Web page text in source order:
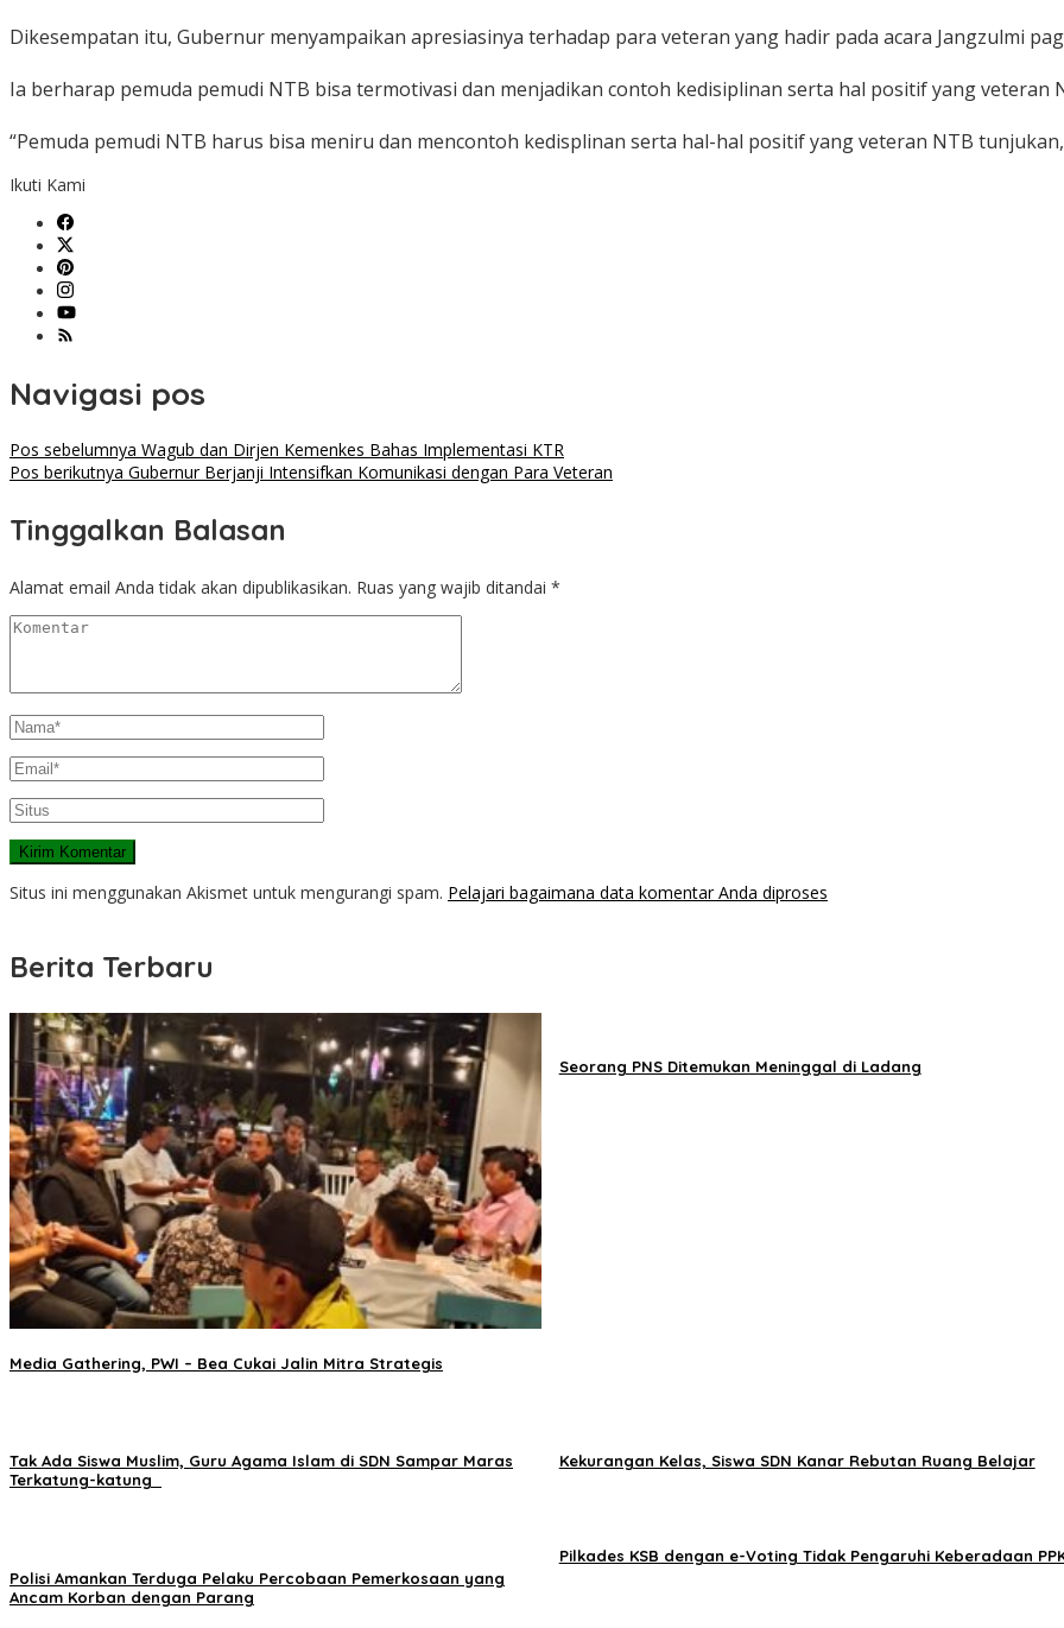
Dikesempatan itu, Gubernur menyampaikan apresiasinya terhadap para veteran yang hadir pada acara Jangzulmi
Ia berharap pemuda pemudi NTB bisa termotivasi dan menjadikan contoh kedisiplinan serta hal positif yang veteran
“Pemuda pemudi NTB harus bisa meniru dan mencontoh kedisplinan serta hal-hal positif yang veteran NTB
Ikuti Kami
Navigasi pos
Pos sebelumnya Wagub dan Dirjen Kemenkes Bahas Implementasi KTR
Pos berikutnya Gubernur Berjanji Intensifkan Komunikasi dengan Para Veteran
Tinggalkan Balasan
Alamat email Anda tidak akan dipublikasikan. Ruas yang wajib ditandai *
Situs ini menggunakan Akismet untuk mengurangi spam. Pelajari bagaimana data komentar Anda diproses
Berita Terbaru
Media Gathering, PWI – Bea Cukai Jalin Mitra Strategis
Seorang PNS Ditemukan Meninggal di Ladang
Tak Ada Siswa Muslim, Guru Agama Islam di SDN Sampar Maras
Terkatung-katung ‎
Kekurangan Kelas, Siswa SDN Kanar Rebutan Ruang Belajar
Polisi Amankan Terduga Pelaku Percobaan Pemerkosaan yang
Ancam Korban dengan Parang
Pilkades KSB dengan e-Voting Tidak Pengaruhi Keberadaan